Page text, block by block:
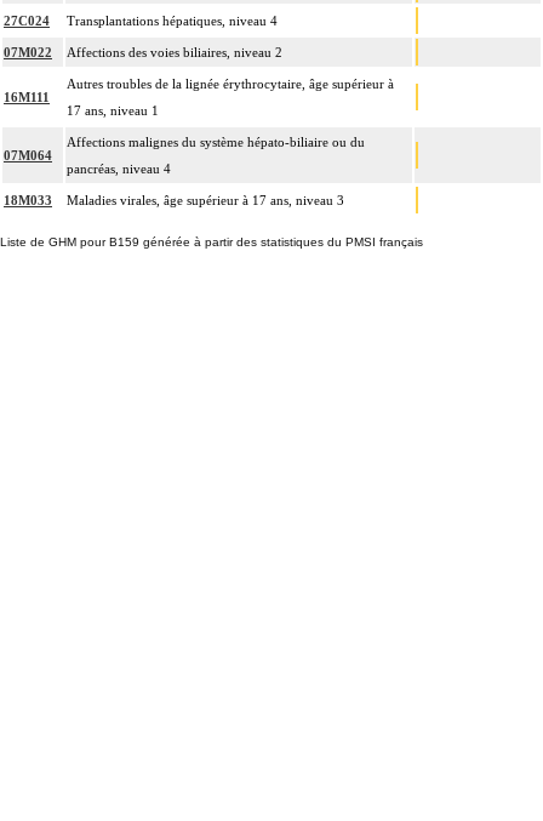
27C024 Transplantations hépatiques, niveau 4
07M022 Affections des voies biliaires, niveau 2
16M111
Autres troubles de la lignée érythrocytaire, âge supérieur à
17 ans, niveau 1
07M064
Affections malignes du système hépato-biliaire ou du
pancréas, niveau 4
18M033 Maladies virales, âge supérieur à 17 ans, niveau 3
Liste de GHM pour B159 générée à partir des statistiques du PMSI français